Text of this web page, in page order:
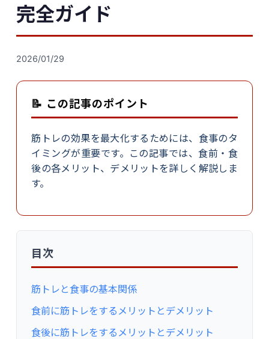
完全ガイド
2026/01/29
📝 この記事のポイント
筋トレの効果を最大化するためには、食事のタ
イミングが重要です。この記事では、食前・食
後の各メリット、デメリットを詳しく解説しま
す。
目次
筋トレと食事の基本関係
食前に筋トレをするメリットとデメリット
食後に筋トレをするメリットとデメリット